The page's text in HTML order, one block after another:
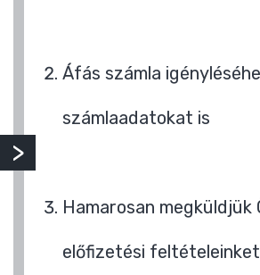
Áfás számla
számlaadatokat is
Hamarosan megküldjük
előfizetési